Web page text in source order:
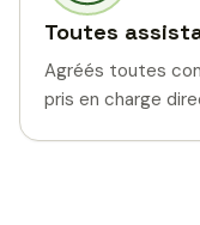
Toutes
Agréés toutes
pris en charge